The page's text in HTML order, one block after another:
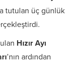
tutulan üç günlük
Hızır Ayı
’nın ardından